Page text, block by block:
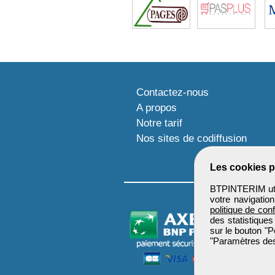
Les cookies
BTPINTERIM
votre
politique de
des
sur le bouton
"Paramètres
Contactez-nous
A propos
Notre tarif
Nos sites de codiffusion